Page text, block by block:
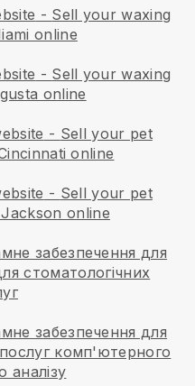
- Sell your waxing
online
- Sell your waxing
online
- Sell your pet
online
- Sell your pet
online
забезпечення для
стоматологічних
забезпечення для
комп'ютерного
аналізу